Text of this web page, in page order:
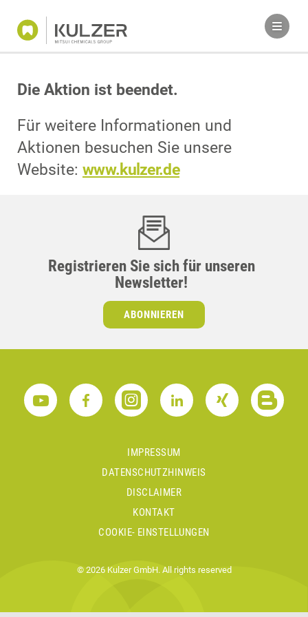
Die Aktion ist beendet.
Für weitere Informationen und
Aktionen besuchen Sie unsere
Website: www.kulzer.de
Registrieren Sie sich für unseren
Newsletter!
ABONNIEREN
IMPRESSUM
DATENSCHUTZHINWEIS
DISCLAIMER
KONTAKT
COOKIE- EINSTELLUNGEN
© 2026 Kulzer GmbH. All rights reserved